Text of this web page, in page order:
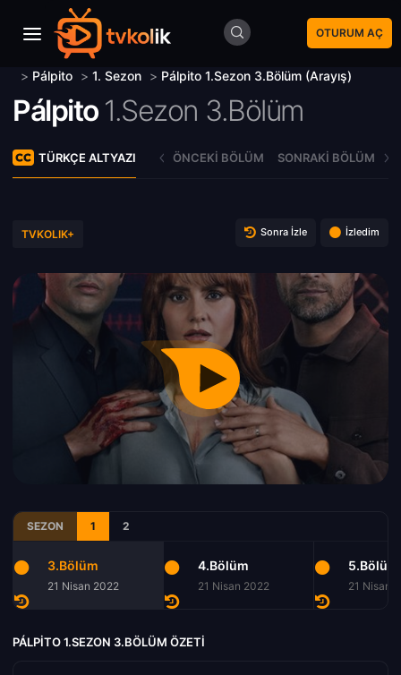
OTURUM AÇ
> Pálpito > 1. Sezon > Pálpito 1.Sezon 3.Bölüm (Arayış)
Pálpito 1.Sezon 3.Bölüm
TÜRKÇE ALTYAZI ÖNCEKI BÖLÜM SONRAKI BÖLÜM
TVKOLIK+ Sonra İzle İzledim
SEZON 1 2
3.Bölüm
21 Nisan 2022
4.Bölüm
21 Nisan 2022
5.Bölüm
21 Nisan
PÁLPITO 1.SEZON 3.BÖLÜM ÖZETI